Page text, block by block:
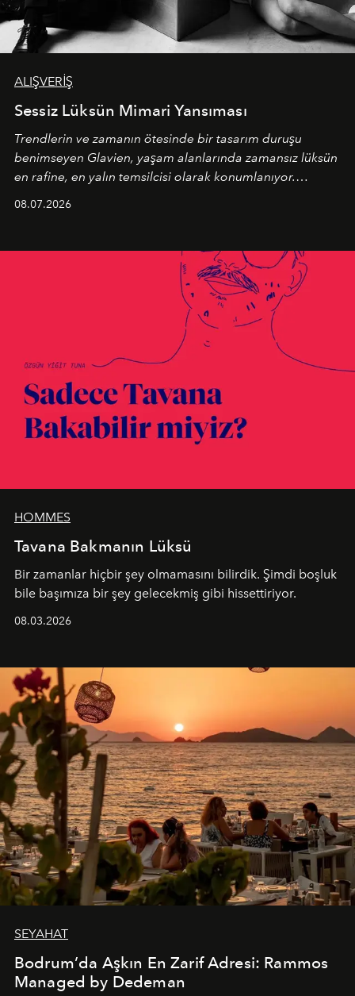
ALIŞVERİŞ
Sessiz Lüksün Mimari Yansıması
Trendlerin ve zamanın ötesinde bir tasarım duruşu
benimseyen Glavien, yaşam alanlarında zamansız lüksün
en rafine, en yalın temsilcisi olarak konumlanıyor.
08.07.2026
HOMMES
Tavana Bakmanın Lüksü
Bir zamanlar hiçbir şey olmamasını bilirdik. Şimdi boşluk
bile başımıza bir şey gelecekmiş gibi hissettiriyor.
08.03.2026
SEYAHAT
Bodrum’da Aşkın En Zarif Adresi: Rammos
Managed by Dedeman